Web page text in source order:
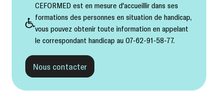
CEFORMED est en mesure d'accueillir dans ses
formations des personnes en situation de handicap,
vous pouvez obtenir toute information en appelant
le correspondant handicap au 07-62-91-58-77.
Nous contacter